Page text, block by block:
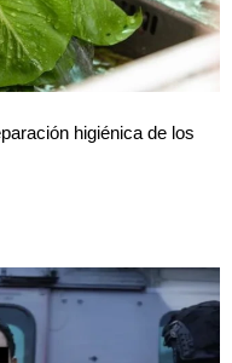
higiénica de los